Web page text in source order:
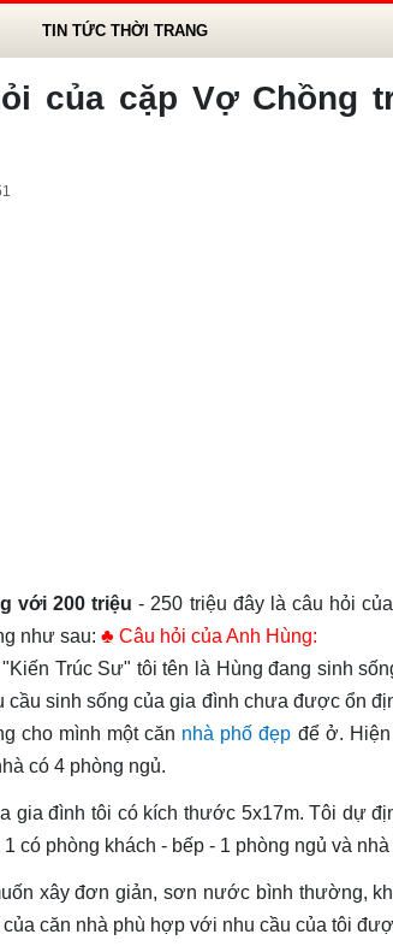
TIN TỨC THỜI TRANG
của cặp Vợ Chồng
với 200 triệu - 250 triệu đây là câu hỏi
như sau: ♣ Câu hỏi của Anh Hùng:
Trúc Sư" tôi tên là Hùng đang sinh
cầu sinh sống của gia đình chưa được ổn
cho mình một căn nhà phố đẹp để ở.
có 4 phòng ngủ.
gia đình tôi có kích thước 5x17m. Tôi dự
có phòng khách - bếp - 1 phòng ngủ và
xây đơn giản, sơn nước bình thường,
của căn nhà phù hợp với nhu cầu của tôi